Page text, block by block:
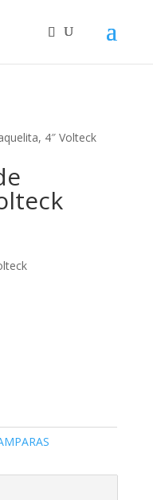
4″ Volteck